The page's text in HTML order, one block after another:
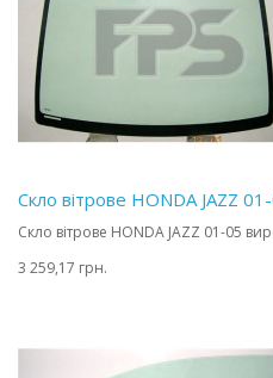
Скло вітрове HONDA JAZZ
Скло вітрове HONDA JAZZ 01-05
3 259,17 грн.